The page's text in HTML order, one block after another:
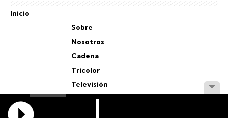
Inicio
Sobre
Nosotros
Cadena
Tricolor
Televisión
Personal